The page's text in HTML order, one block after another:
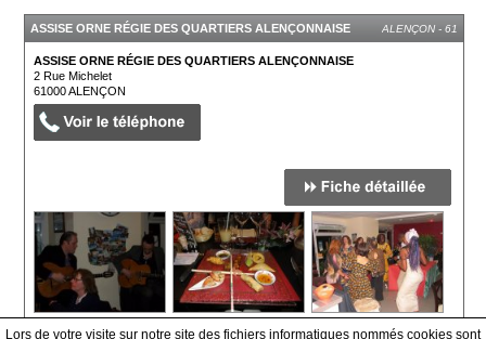
ASSISE ORNE RÉGIE DES QUARTIERS ALENÇONNAISE ALENÇON - 61
ASSISE ORNE RÉGIE DES QUARTIERS ALENÇONNAISE
2 Rue Michelet
61000ALENÇON
Lors de votre visite sur notre site des fichiers informatiques nommés cookies sont